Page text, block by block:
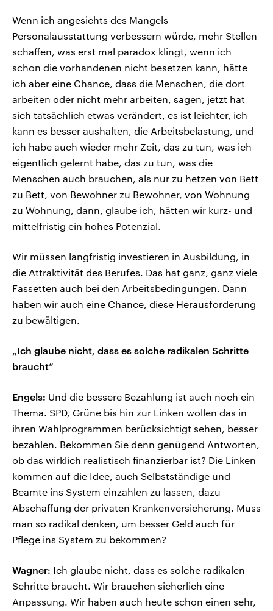
Wenn ich angesichts des Mangels
Personalausstattung verbessern würde, mehr Stellen
schaffen, was erst mal paradox klingt, wenn ich
schon die vorhandenen nicht besetzen kann, hätte
ich aber eine Chance, dass die Menschen, die dort
arbeiten oder nicht mehr arbeiten, sagen, jetzt hat
sich tatsächlich etwas verändert, es ist leichter, ich
kann es besser aushalten, die Arbeitsbelastung, und
ich habe auch wieder mehr Zeit, das zu tun, was ich
eigentlich gelernt habe, das zu tun, was die
Menschen auch brauchen, als nur zu hetzen von Bett
zu Bett, von Bewohner zu Bewohner, von Wohnung
zu Wohnung, dann, glaube ich, hätten wir kurz- und
mittelfristig ein hohes Potenzial.
Wir müssen langfristig investieren in Ausbildung, in
die Attraktivität des Berufes. Das hat ganz, ganz viele
Fassetten auch bei den Arbeitsbedingungen. Dann
haben wir auch eine Chance, diese Herausforderung
zu bewältigen.
„Ich glaube nicht, dass es solche radikalen Schritte
braucht“
Engels: Und die bessere Bezahlung ist auch noch ein
Thema. SPD, Grüne bis hin zur Linken wollen das in
ihren Wahlprogrammen berücksichtigt sehen, besser
bezahlen. Bekommen Sie denn genügend Antworten,
ob das wirklich realistisch finanzierbar ist? Die Linken
kommen auf die Idee, auch Selbstständige und
Beamte ins System einzahlen zu lassen, dazu
Abschaffung der privaten Krankenversicherung. Muss
man so radikal denken, um besser Geld auch für
Pflege ins System zu bekommen?
Wagner: Ich glaube nicht, dass es solche radikalen
Schritte braucht. Wir brauchen sicherlich eine
Anpassung. Wir haben auch heute schon einen sehr,